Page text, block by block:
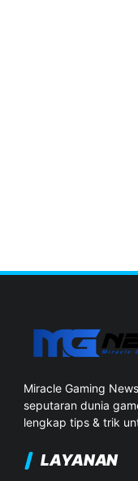
Miracle Gaming
seputaran dunia
lengkap tips & trik
LAYANAN